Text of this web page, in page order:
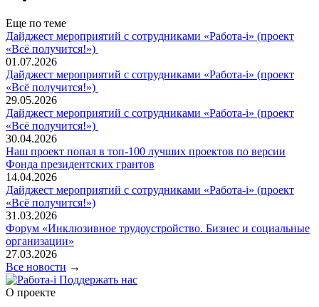
Еще по теме
Дайджест мероприятий с сотрудниками «Работа-i» (проект
«Всё получится!»)
01.07.2026
Дайджест мероприятий с сотрудниками «Работа-i» (проект
«Всё получится!»)
29.05.2026
Дайджест мероприятий с сотрудниками «Работа-i» (проект
«Всё получится!»)
30.04.2026
Наш проект попал в топ‑100 лучших проектов по версии
Фонда президентских грантов
14.04.2026
Дайджест мероприятий с сотрудниками «Работа-i» (проект
«Всё получится!»)
31.03.2026
Форум «Инклюзивное трудоустройство. Бизнес и социальные
организации»
27.03.2026
Все новости →
Поддержать нас
O проекте